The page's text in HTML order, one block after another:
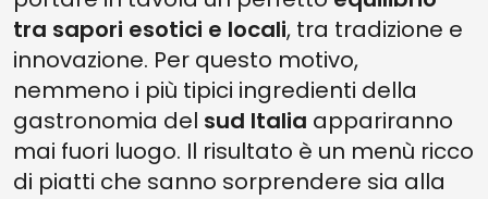
tra sapori esotici e locali, tra tradizione e
innovazione. Per questo motivo,
nemmeno i più tipici ingredienti della
gastronomia del sud Italia appariranno
mai fuori luogo. Il risultato è un menù ricco
di piatti che sanno sorprendere sia alla